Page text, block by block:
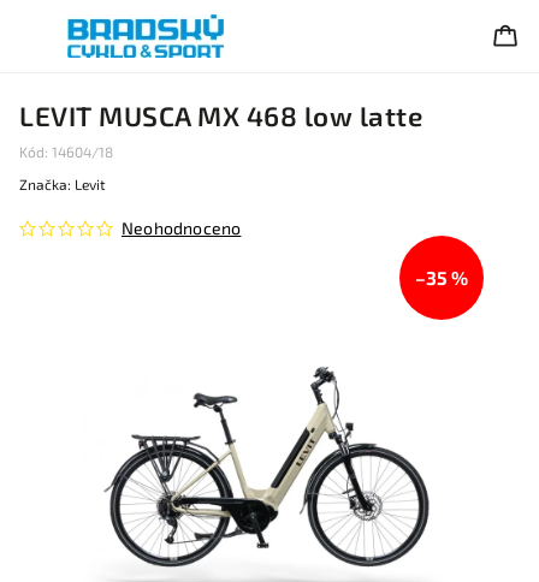
LEVIT MUSCA MX 468 low latte
Kód: 14604/18
Neohodnoceno
Značka: Levit
–35 %